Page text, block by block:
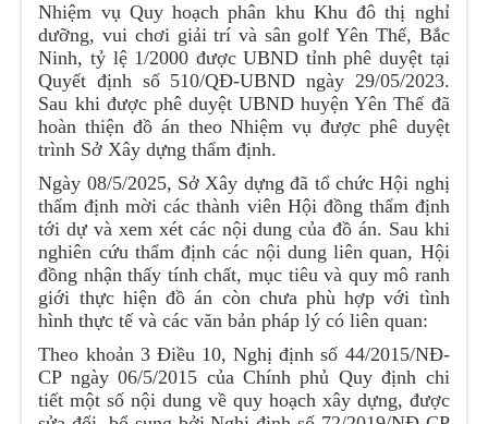
Nhiệm vụ Quy hoạch phân khu Khu đô thị nghỉ
dưỡng, vui chơi giải trí và sân golf Yên Thế, Bắc
Ninh, tỷ lệ 1/2000 được UBND tỉnh phê duyệt tại
Quyết định số 510/QĐ-UBND ngày 29/05/2023.
Sau khi được phê duyệt UBND huyện Yên Thế đã
hoàn thiện đồ án theo Nhiệm vụ được phê duyệt
trình Sở Xây dựng thẩm định.
Ngày 08/5/2025, Sở Xây dựng đã tổ chức Hội nghị
thẩm định mời các thành viên Hội đồng thẩm định
tới dự và xem xét các nội dung của đồ án. Sau khi
nghiên cứu thẩm định các nội dung liên quan, Hội
đồng nhận thấy tính chất, mục tiêu và quy mô ranh
giới thực hiện đồ án còn chưa phù hợp với tình
hình thực tế và các văn bản pháp lý có liên quan:
Theo khoản 3 Điều 10, Nghị định số 44/2015/NĐ-
CP ngày 06/5/2015 của Chính phủ Quy định chi
tiết một số nội dung về quy hoạch xây dựng, được